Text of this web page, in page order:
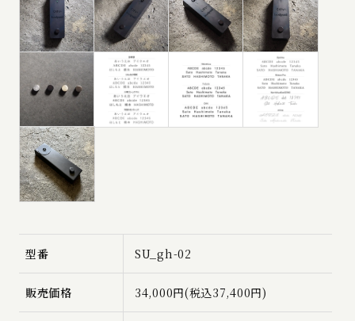
型番 SU_gh-02
販売価格 34,000円(税込37,400円)